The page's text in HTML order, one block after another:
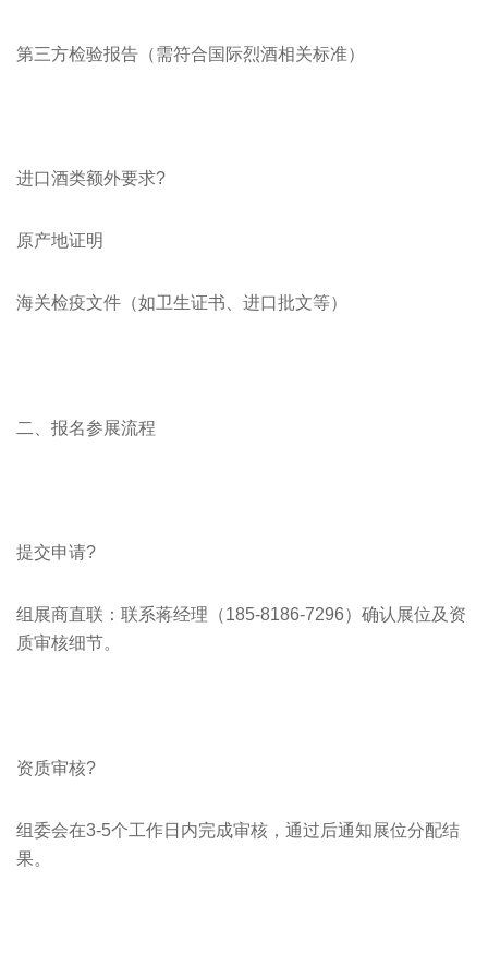
第三方检验报告（需符合国际烈酒相关标准）
进口酒类额外要求?
原产地证明
海关检疫文件（如卫生证书、进口批文等）
二、报名参展流程
提交申请?
组展商直联：联系蒋经理（185-8186-7296）确认展位及资
质审核细节。
资质审核?
组委会在3-5个工作日内完成审核，通过后通知展位分配结
果。